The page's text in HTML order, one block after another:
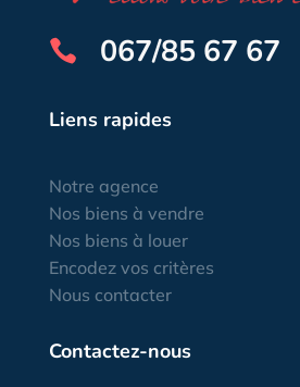
 067/85 67 67
Liens rapides
Notre agence
Nos biens à vendre
Nos biens à louer
Encodez vos critères
Nous contacter
Contactez-nous